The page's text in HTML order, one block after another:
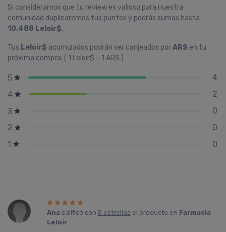
Si consideramos que tu review es valioso para nuestra
comunidad duplicaremos tus puntos y podrás sumas hasta
10.488 Leloir$.
Tus Leloir$ acumulados podrán ser canjeados porARS en tu
próxima compra. ( 1 Leloir$ = 1 ARS )
5
4
4
2
3
0
2
0
1
0
Ana calificó con 5 estrellas el producto en Farmacia
Leloir.